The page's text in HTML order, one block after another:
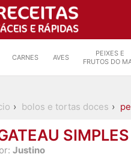
CARNES AVES
PEIXES E
FRUTOS DO
bolos e tortas doces
Justino